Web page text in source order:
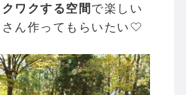
ワクする空間 で楽しい
ん作ってもらいたい♡